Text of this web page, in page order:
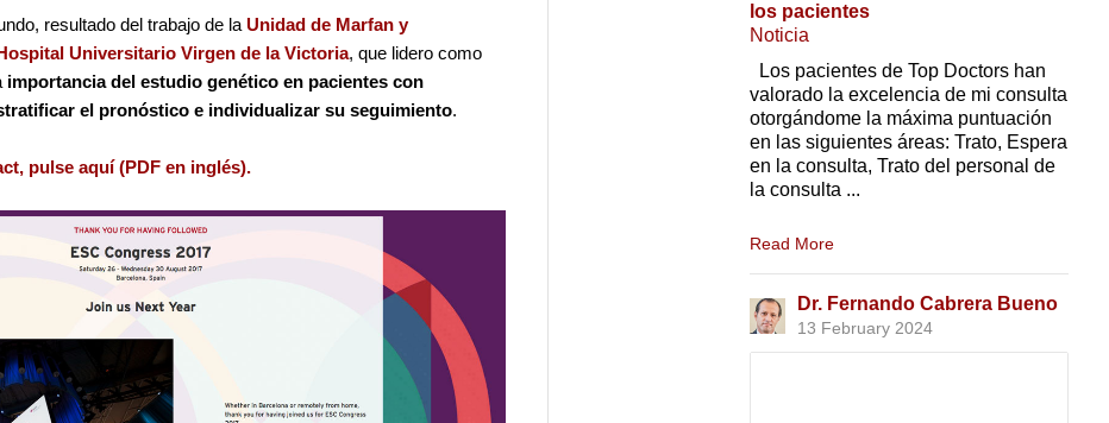
resultado del trabajo de laUnidad de Marfan y
Universitario Virgen de la Victoria, que lidero como
importancia del estudio genético en pacientes con
el pronóstico e individualizar su seguimiento.
pulse aquí (PDF en inglés).
los pacientes
Noticia
Los pacientes de Top Doctors han
valorado la excelencia de mi consulta
otorgándome la máxima puntuación
en las siguientes áreas: Trato, Espera
en la consulta, Trato del personal de
la consulta ...
Read More
Dr. Fernando Cabrera Bueno
13 February 2024